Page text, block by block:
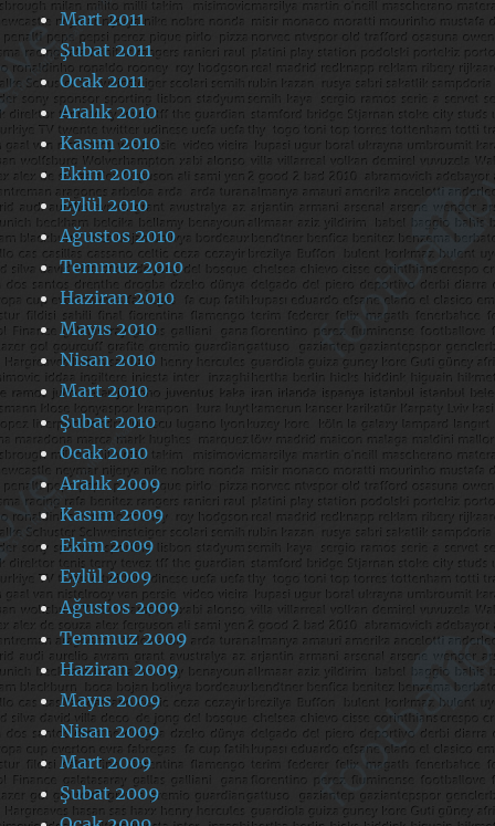
Mart 2011
Şubat 2011
Ocak 2011
Aralık 2010
Kasım 2010
Ekim 2010
Eylül 2010
Ağustos 2010
Temmuz 2010
Haziran 2010
Mayıs 2010
Nisan 2010
Mart 2010
Şubat 2010
Ocak 2010
Aralık 2009
Kasım 2009
Ekim 2009
Eylül 2009
Ağustos 2009
Temmuz 2009
Haziran 2009
Mayıs 2009
Nisan 2009
Mart 2009
Şubat 2009